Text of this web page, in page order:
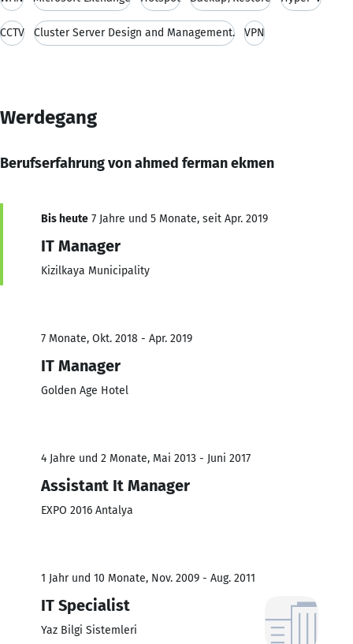
CCTV Cluster Server Design and Management. VPN
Werdegang
Berufserfahrung von ahmed ferman ekmen
Bis heute 7 Jahre und 5 Monate, seit Apr. 2019
IT Manager
Kizilkaya Municipality
7 Monate, Okt. 2018 - Apr. 2019
IT Manager
Golden Age Hotel
4 Jahre und 2 Monate, Mai 2013 - Juni 2017
Assistant It Manager
EXPO 2016 Antalya
1 Jahr und 10 Monate, Nov. 2009 - Aug. 2011
IT Specialist
Yaz Bilgi Sistemleri